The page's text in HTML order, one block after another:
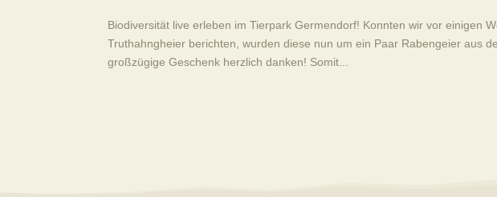
Biodiversität live erleben im Tierpark Germendorf! Konnten wir vor einigen
Truthahngheier berichten, wurden diese nun um ein Paar Rabengeier aus
großzügige Geschenk herzlich danken! Somit...